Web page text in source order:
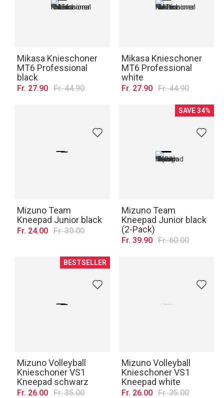
Mikasa Knieschoner
MT6 Professional
black
Fr. 27.90 Fr. 44.90
Mikasa Knieschoner
MT6 Professional
white
Fr. 27.90 Fr. 44.90
Mizuno Team
Kneepad Junior black
Fr. 24.00 Fr. 30.00
SAVE 34%
Mizuno Team
Kneepad Junior black
(2-Pack)
Fr. 39.90 Fr. 60.00
BESTSELLER
Mizuno Volleyball
Knieschoner VS1
Kneepad schwarz
Fr. 26.00 Fr. 35.00
Mizuno Volleyball
Knieschoner VS1
Kneepad white
Fr. 26.00 Fr. 35.00